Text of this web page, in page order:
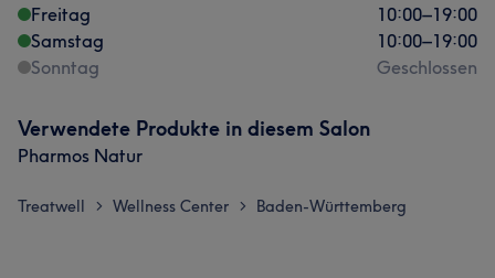
Freitag
10:00–19:00
Samstag
10:00–19:00
Sonntag
Geschlossen
Verwendete Produkte in diesem Salon
Pharmos Natur
Treatwell > Wellness Center > Baden-Württemberg